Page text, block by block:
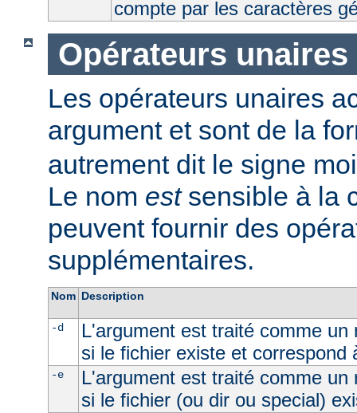
compte par les caractères
Opérateurs unaires
Les opérateurs unaires
argument et sont de la
autrement dit le signe
Le nom estsensible à la
peuvent fournir des
supplémentaires.
Nom Description
-d
L'argument est traité comme un
si le fichier existe et correspond
-e
L'argument est traité comme un
si le fichier (ou dir ou special)